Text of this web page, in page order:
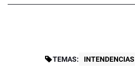
TEMAS: INTENDENCIAS